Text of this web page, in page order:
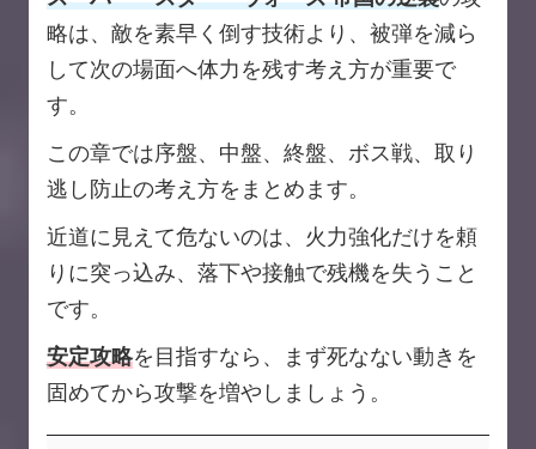
略は、敵を素早く倒す技術より、被弾を減ら
して次の場面へ体力を残す考え方が重要で
す。
この章では序盤、中盤、終盤、ボス戦、取り
逃し防止の考え方をまとめます。
近道に見えて危ないのは、火力強化だけを頼
りに突っ込み、落下や接触で残機を失うこと
です。
安定攻略を目指すなら、まず死なない動きを
固めてから攻撃を増やしましょう。